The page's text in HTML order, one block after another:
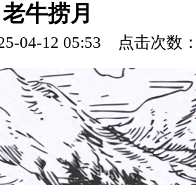
牛捞月
04-12 05:53 点击次数